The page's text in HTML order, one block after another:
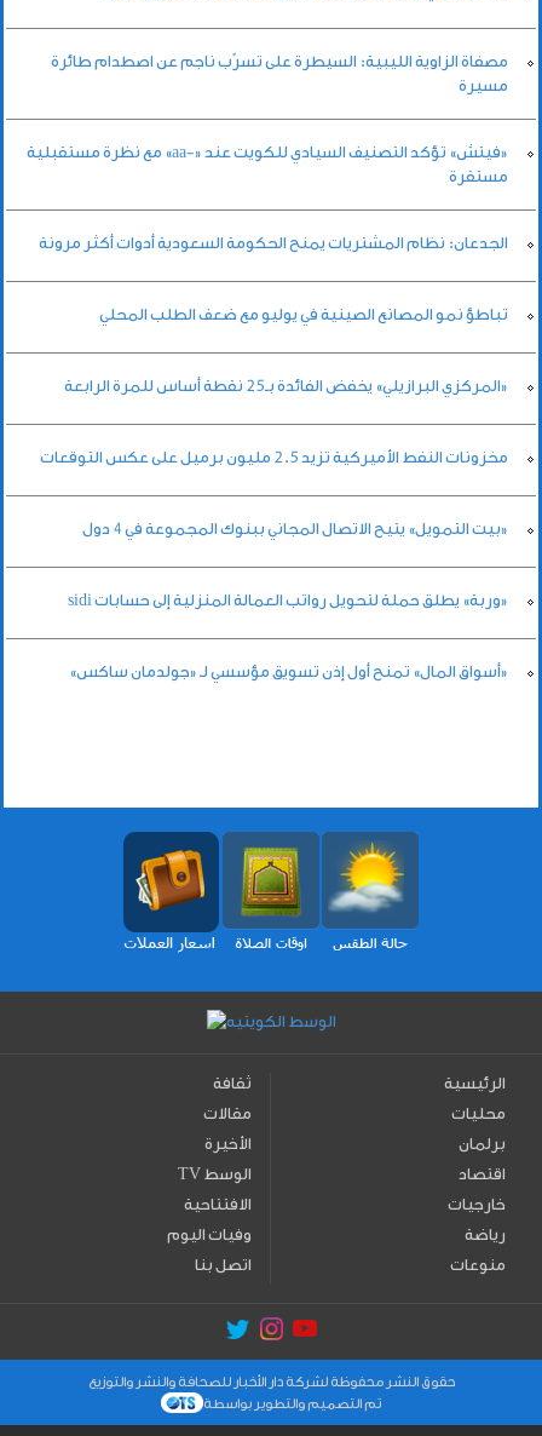
مصفاة الزاوية الليبية: السيطرة على تسرّب ناجم عن اصطدام طائرة
مسيرة
«فيتش» تؤكد التصنيف السيادي للكويت عند «-aa» مع نظرة مستقبلية
مستقرة
الجدعان: نظام المشتريات يمنح الحكومة السعودية أدوات أكثر مرونة
تباطؤ نمو المصانع الصينية في يوليو مع ضعف الطلب المحلي
«المركزي البرازيلي» يخفض الفائدة بـ25 نقطة أساس للمرة الرابعة
مخزونات النفط الأميركية تزيد 2.5 مليون برميل على عكس التوقعات
«بيت التمويل» يتيح الاتصال المجاني ببنوك المجموعة في 4 دول
«وربة» يطلق حملة لتحويل رواتب العمالة المنزلية إلى حسابات sidi
«أسواق المال» تمنح أول إذن تسويق مؤسسي لـ «جولدمان ساكس»
الرئيسية
محليات
برلمان
اقتصاد
خارجيات
رياضة
منوعات
ثقافة
مقالات
الأخيرة
TV الوسط
الافتتاحية
وفيات اليوم
اتصل بنا
حقوق النشر محفوظة لشركة دار الأخبار للصحافة والنشر والتوزيع
تم التصميم والتطوير بواسطة